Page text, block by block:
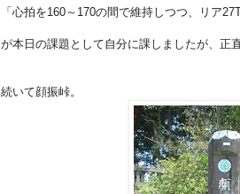
「心拍を160～170の間で維持しつつ、リア
が本日の課題として自分に課しましたが、正
続いて顔振峠。